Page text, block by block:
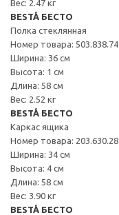
Вес: 2.47 кг
BESTÅ БЕСТО
Полка стеклянная
Номер товара: 503.838.74
Ширина: 36 см
Высота: 1 см
Длина: 58 см
Вес: 2.52 кг
BESTÅ БЕСТО
Каркас ящика
Номер товара: 203.630.28
Ширина: 34 см
Высота: 4 см
Длина: 58 см
Вес: 3.90 кг
BESTÅ БЕСТО